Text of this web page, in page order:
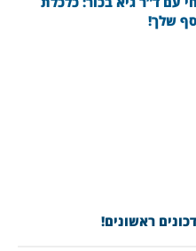
שלך!
ראשונים!